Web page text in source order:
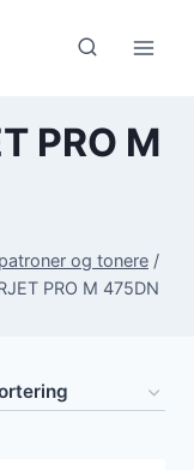
PRO M
og tonere /
PRO M 475DN